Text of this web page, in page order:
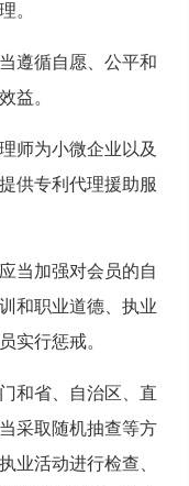
。
循自愿、公平和
益。
为小微企业以及
供专利代理援助服
加强对会员的自
和职业道德、执业
实行惩戒。
省、自治区、直
采取随机抽查等方
业活动进行检查、